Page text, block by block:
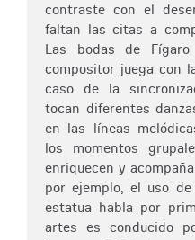
contraste con el
faltan las citas a
Las bodas de
compositor juega con
caso de la
tocan diferentes
en las líneas
los momentos
enriquecen y
por ejemplo, el uso
estatua habla por
artes es conducido